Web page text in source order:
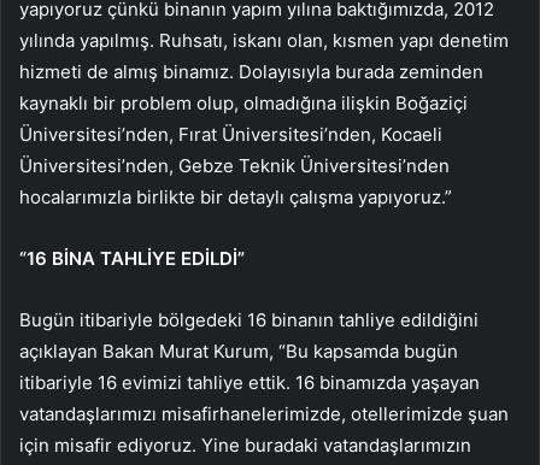
yapıyoruz çünkü binanın yapım yılına baktığımızda, 2012
yılında yapılmış. Ruhsatı, iskanı olan, kısmen yapı denetim
hizmeti de almış binamız. Dolayısıyla burada zeminden
kaynaklı bir problem olup, olmadığına ilişkin Boğaziçi
Üniversitesi’nden, Fırat Üniversitesi’nden, Kocaeli
Üniversitesi’nden, Gebze Teknik Üniversitesi’nden
hocalarımızla birlikte bir detaylı çalışma yapıyoruz.”
“16 BİNA TAHLİYE EDİLDİ”
Bugün itibariyle bölgedeki 16 binanın tahliye edildiğini
açıklayan Bakan Murat Kurum, “Bu kapsamda bugün
itibariyle 16 evimizi tahliye ettik. 16 binamızda yaşayan
vatandaşlarımızı misafirhanelerimizde, otellerimizde şuan
için misafir ediyoruz. Yine buradaki vatandaşlarımızın